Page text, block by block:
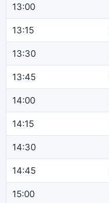
13:00
13:15
13:30
13:45
14:00
14:15
14:30
14:45
15:00